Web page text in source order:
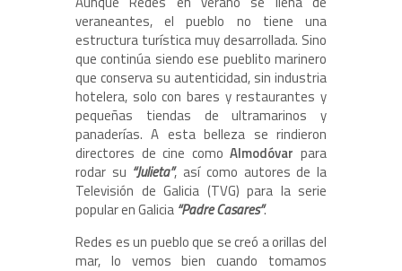
veraneantes, el pueblo no tiene una
estructura turística muy desarrollada. Sino
que continúa siendo ese pueblito marinero
que conserva su autenticidad, sin industria
hotelera, solo con bares y restaurantes y
pequeñas tiendas de ultramarinos y
panaderías. A esta belleza se rindieron
directores de cine comoAlmodóvar para
rodar su “Julieta”, así como autores de la
Televisión de Galicia (TVG) para la serie
popular en Galicia “Padre Casares”.
Redes es un pueblo que se creó a orillas del
mar, lo vemos bien cuando tomamos